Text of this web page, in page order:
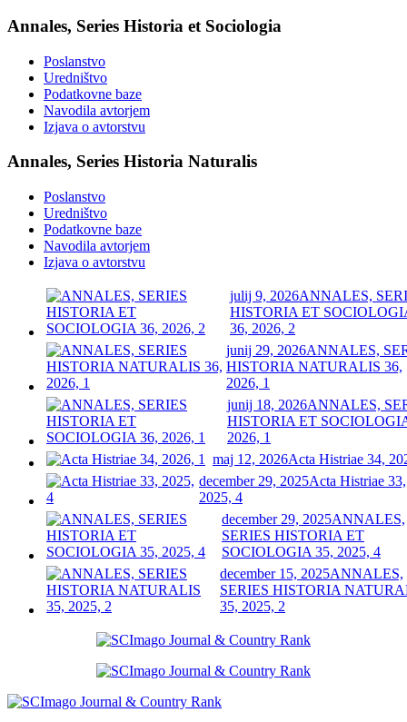
Annales, Series Historia et Sociologia
Poslanstvo
Uredništvo
Podatkovne baze
Navodila avtorjem
Izjava o avtorstvu
Annales, Series Historia Naturalis
Poslanstvo
Uredništvo
Podatkovne baze
Navodila avtorjem
Izjava o avtorstvu
julij 9, 2026ANNALES,
HISTORIA ET
36, 2026, 2
junij 29, 2026ANNALES,
HISTORIA NATURALIS 36,
2026, 1
junij 18, 2026ANNALES,
HISTORIA ET
2026, 1
maj 12, 2026Acta Histriae 34,
december 29, 2025Acta Histriae 33,
2025, 4
december 29, 2025ANNALES,
SERIES HISTORIA ET
SOCIOLOGIA 35, 2025, 4
december 15, 2025ANNALES,
SERIES HISTORIA
35, 2025, 2